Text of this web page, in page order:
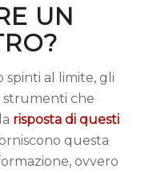
UN
spinti al limite, gli
strumenti che
risposta di questi
questa
ovvero